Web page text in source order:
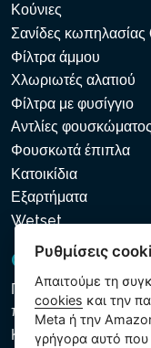
Κούνιες
Σανίδες κωπηλασίας
Φίλτρα άμμου
Χλωριωτές αλατιού
Φίλτρα με φυσίγγιο
Αντλίες φουσκώματος
Φουσκωτά έπιπλα
Κατοικίδια
Εξαρτήματα
Wetset
GDPR και
Πολιτική
που υποβάλλονται σε
Κανόνες χρήσης
Ρυθμίσεις
Απαιτούμε τη
cookies και την
Meta ή την
γρήγορα αυτό